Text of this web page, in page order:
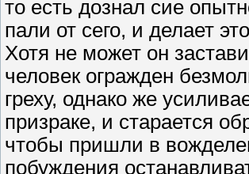
то есть дознал сие
пали от сего, и делает
Хотя не может он
человек огражден
греху, однако же
призраке, и старается
чтобы пришли в
побуждения